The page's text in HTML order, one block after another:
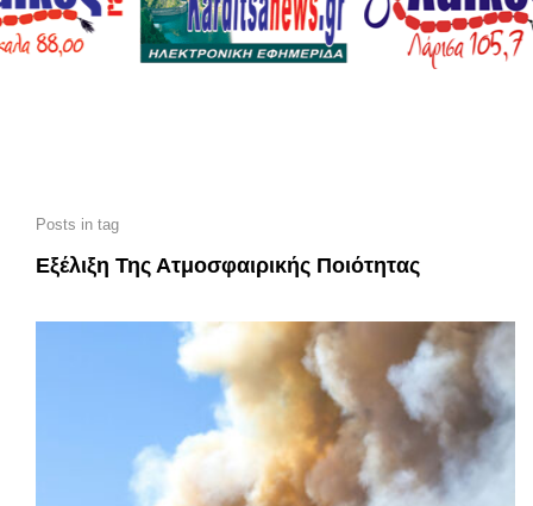
Posts in tag
Εξέλιξη Της Ατμοσφαιρικής Ποιότητας